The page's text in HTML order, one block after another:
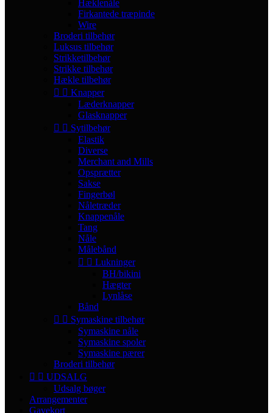
Hæklenåle
Firkantede træpinde
Wire
Broderi tilbehør
Luksus tilbehør
Strikketilbehør
Strikke tilbehør
Hækle tilbehør
  Knapper
Læderknapper
Glasknapper
  Sytilbehør
Elastik
Diverse
Merchant and Mills
Opsprætter
Sakse
Fingerbøl
Nåletræder
Knappenåle
Tang
Nåle
Målebånd
  Lukninger
BH/bikini
Hægter
Lynlåse
Bånd
  Symaskine tilbehør
Symaskine nåle
Symaskine spoler
Symaskine pærer
Broderi tilbehør
  UDSALG
Udsalg bøger
Arrangementer
Gavekort